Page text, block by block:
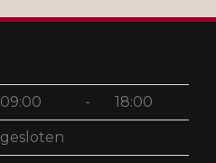
09:00 - 18:00
gesloten